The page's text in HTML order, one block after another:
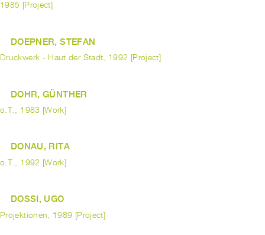
1985 [Project]
DOEPNER, STEFAN
Druckwerk - Haut der Stadt, 1992 [Project]
DOHR, GÜNTHER
o.T., 1983 [Work]
DONAU, RITA
o.T., 1992 [Work]
DOSSI, UGO
Projektionen, 1989 [Project]